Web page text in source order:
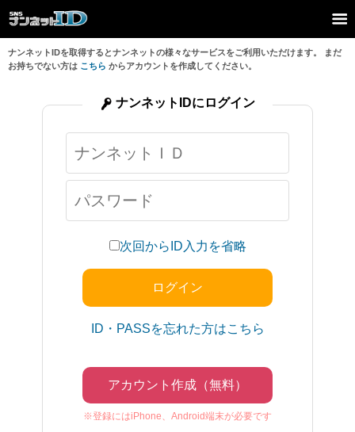
ナンネットIDを取得するとナンネットの様々なサービスをご利用いただけます。 まだ
お持ちでない方は こちら からアカウントを作成してください。
次回からID入力を省略
ID・PASSを忘れた方はこちら
アカウント作成（無料）
※登録にはiPhone、Android端末が必要です
ナンネットIDにログイン